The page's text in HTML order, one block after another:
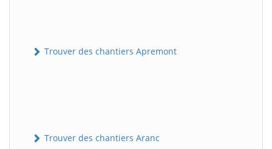
Trouver des chantiers Apremont
Trouver des chantiers Aranc